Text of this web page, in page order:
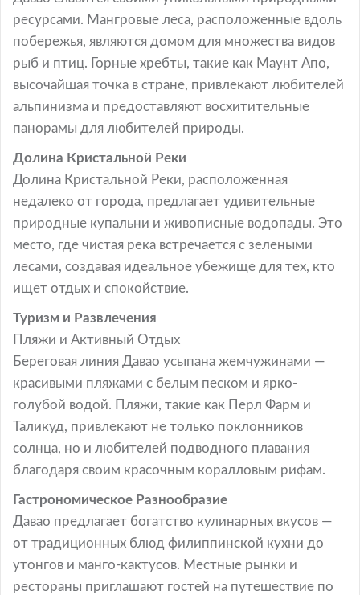
ресурсами. Мангровые леса, расположенные вдоль
побережья, являются домом для множества видов
рыб и птиц. Горные хребты, такие как Маунт Апо,
высочайшая точка в стране, привлекают любителей
альпинизма и предоставляют восхитительные
панорамы для любителей природы.
Долина Кристальной Реки
Долина Кристальной Реки, расположенная
недалеко от города, предлагает удивительные
природные купальни и живописные водопады. Это
место, где чистая река встречается с зелеными
лесами, создавая идеальное убежище для тех, кто
ищет отдых и спокойствие.
Туризм и Развлечения
Пляжи и Активный Отдых
Береговая линия Давао усыпана жемчужинами —
красивыми пляжами с белым песком и ярко-
голубой водой. Пляжи, такие как Перл Фарм и
Таликуд, привлекают не только поклонников
солнца, но и любителей подводного плавания
благодаря своим красочным коралловым рифам.
Гастрономическое Разнообразие
Давао предлагает богатство кулинарных вкусов —
от традиционных блюд филиппинской кухни до
утонгов и манго-кактусов. Местные рынки и
рестораны приглашают гостей на путешествие по